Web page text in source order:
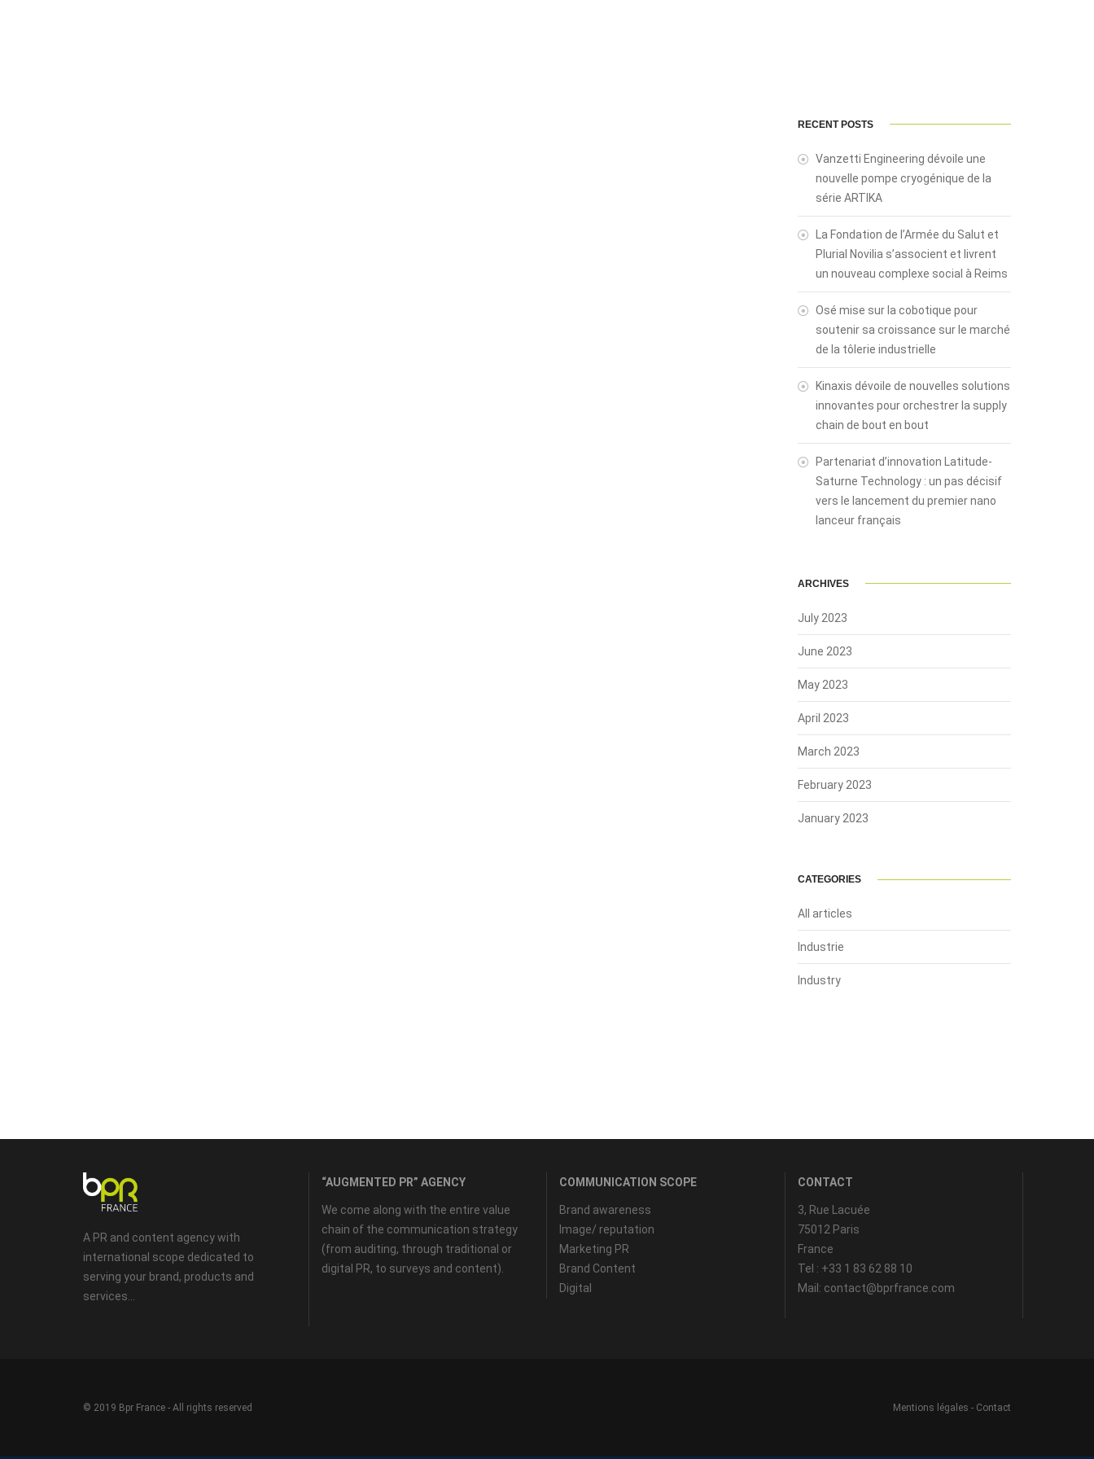
RECENT POSTS
Vanzetti Engineering dévoile une
nouvelle pompe cryogénique de la
série ARTIKA
La Fondation de l’Armée du Salut et
Plurial Novilia s’associent et livrent
un nouveau complexe social à Reims
Osé mise sur la cobotique pour
soutenir sa croissance sur le marché
de la tôlerie industrielle
Kinaxis dévoile de nouvelles solutions
innovantes pour orchestrer la supply
chain de bout en bout
Partenariat d’innovation Latitude-
Saturne Technology : un pas décisif
vers le lancement du premier nano
lanceur français
ARCHIVES
July 2023
June 2023
May 2023
April 2023
March 2023
February 2023
January 2023
CATEGORIES
All articles
Industrie
Industry
A PR and content agency with
international scope dedicated to
serving your brand, products and
services...
“AUGMENTED PR” AGENCY
We come along with the entire value
chain of the communication strategy
(from auditing, through traditional or
digital PR, to surveys and content).
COMMUNICATION SCOPE
Brand awareness
Image/ reputation
Marketing PR
Brand Content
Digital
CONTACT
3, Rue Lacuée
75012 Paris
France
Tel : +33 1 83 62 88 10
Mail: contact@bprfrance.com
© 2019 Bpr France - All rights reserved Mentions légales - Contact